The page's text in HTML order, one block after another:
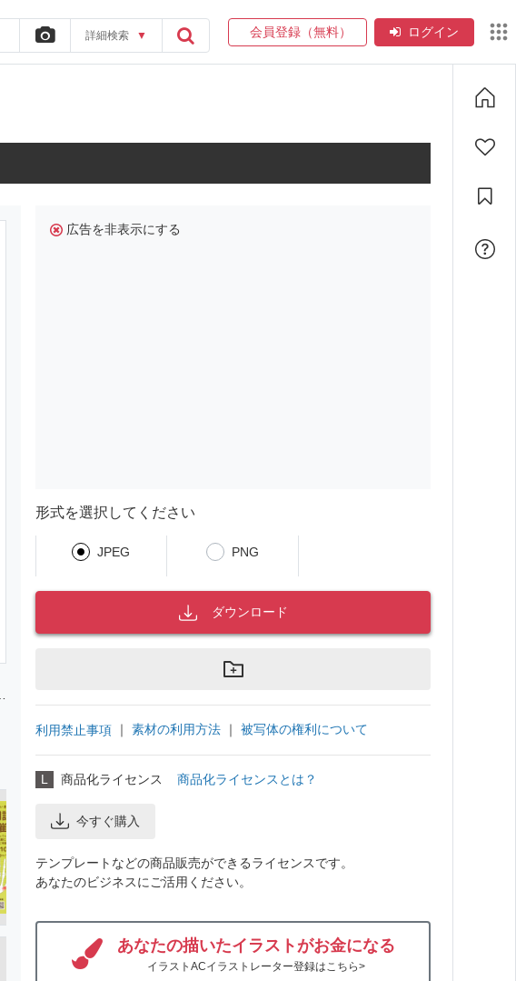
詳細検索 ▼ 会員登録（無料） ログイン
広告を非表示にする
形式を選択してください
JPEG PNG
ダウンロード
利用禁止事項 ｜ 素材の利用方法 ｜ 被写体の権利について
L 商品化ライセンス 商品化ライセンスとは？
今すぐ購入
テンプレートなどの商品販売ができるライセンスです。
あなたのビジネスにご活用ください。
あなたの描いたイラストがお金になる
イラストACイラストレーター登録はこちら>